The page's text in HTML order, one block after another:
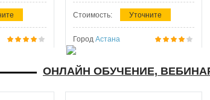
Стоимость: Уточните
Город Астана
ОНЛАЙН ОБУЧЕНИЕ,